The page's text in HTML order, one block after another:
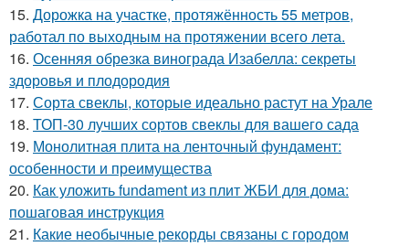
15. Дорожка на участке, протяжённость 55 метров,
работал по выходным на протяжении всего лета.
16. Осенняя обрезка винограда Изабелла: секреты
здоровья и плодородия
17. Сорта свеклы, которые идеально растут на Урале
18. ТОП-30 лучших сортов свеклы для вашего сада
19. Монолитная плита на ленточный фундамент:
особенности и преимущества
20. Как уложить fundament из плит ЖБИ для дома:
пошаговая инструкция
21. Какие необычные рекорды связаны с городом